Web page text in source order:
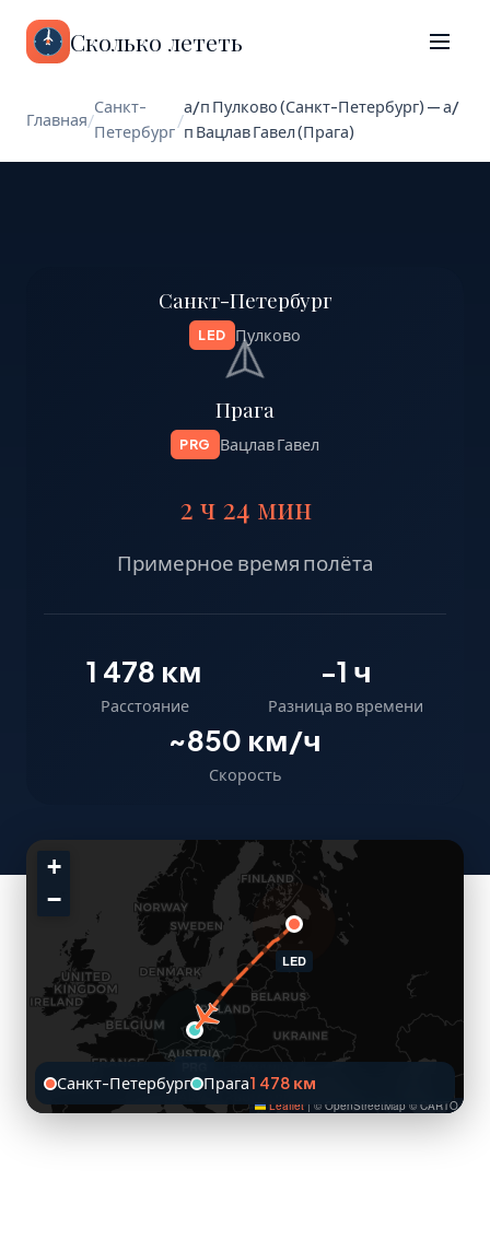
Сколько лететь
Главная/
Санкт-
Петербург
/
а/п Пулково (Санкт-Петербург) — а/
п Вацлав Гавел (Прага)
Санкт-Петербург
LED Пулково
Прага
PRG Вацлав Гавел
2 ч 24 мин
Примерное время полёта
1 478 км
Расстояние
-1 ч
Разница во времени
~850 км/ч
Скорость
LED
+
−
Leaflet | © OpenStreetMap © CARTO
Санкт-Петербург Прага1 478 км